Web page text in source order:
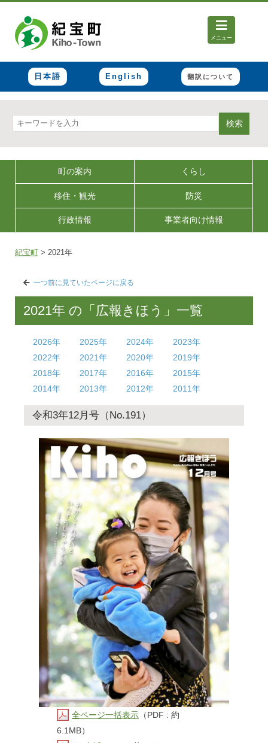
メニュー
日本語 English 翻訳について
検索
町の案内 くらし
移住・観光 防災
行政情報 事業者向け情報
紀宝町 > 2021年
一つ前に見ていたページに戻る
2021年 の「広報きほう」一覧
2026年 2025年 2024年
2023年
2022年
2021年 2020年
2019年
2018年
2017年 2016年
2015年
2014年
2013年 2012年 2011年
令和3年12月号（No.191）
全ページ一括表示 （PDF : 約
6.1MB）